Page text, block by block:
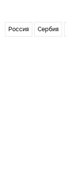
Россия Сербия